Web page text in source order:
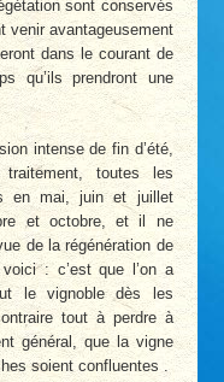
sont conservés
venir avantageusement
dans le courant de
qu’ils prendront une
intense de fin d’été,
toutes les
en mai, juin et juillet
et octobre, et il ne
de la régénération de
: c’est que l’on a
le vignoble dès les
tout à perdre à
général, que la vigne
soient confluentes .